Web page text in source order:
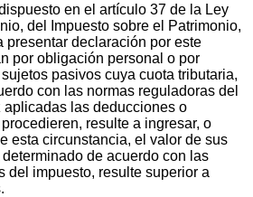
en el artículo 37 de la Ley
del Impuesto sobre el Patrimonio,
presentar declaración por este
por obligación personal o por
pasivos cuya cuota tributaria,
con las normas reguladoras del
aplicadas las deducciones o
resulte a ingresar, o
esta circunstancia, el valor de sus
de acuerdo con las
del impuesto, resulte superior a